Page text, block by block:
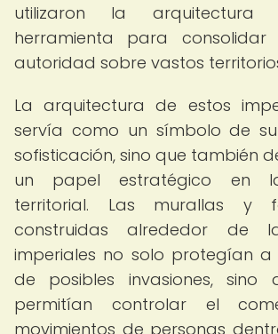
utilizaron la arquitectura
herramienta para
autoridad sobre vastos
La arquitectura de estos
servía como un símbolo de
sofisticación, sino que también
un papel estratégico en
territorial. Las murallas y
construidas alrededor de
imperiales no solo protegían
de posibles invasiones, sino
permitían controlar el
movimientos de personas